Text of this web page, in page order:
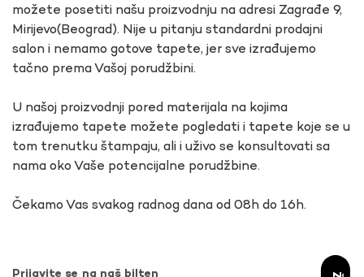
možete posetiti našu proizvodnju na adresi Zagrađe 9,
Mirijevo(Beograd). Nije u pitanju standardni prodajni
salon i nemamo gotove tapete, jer sve izrađujemo
tačno prema Vašoj porudžbini.
U našoj proizvodnji pored materijala na kojima
izrađujemo tapete možete pogledati i tapete koje se u
tom trenutku štampaju, ali i uživo se konsultovati sa
nama oko Vaše potencijalne porudžbine.
Čekamo Vas svakog radnog dana od 08h do 16h.
Prijavite se na naš bilten